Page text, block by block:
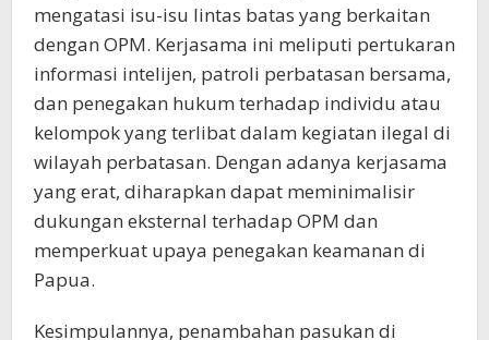
mengatasi isu-isu lintas batas yang berkaitan
dengan OPM. Kerjasama ini meliputi pertukaran
informasi intelijen, patroli perbatasan bersama,
dan penegakan hukum terhadap individu atau
kelompok yang terlibat dalam kegiatan ilegal di
wilayah perbatasan. Dengan adanya kerjasama
yang erat, diharapkan dapat meminimalisir
dukungan eksternal terhadap OPM dan
memperkuat upaya penegakan keamanan di
Papua.
Kesimpulannya, penambahan pasukan di